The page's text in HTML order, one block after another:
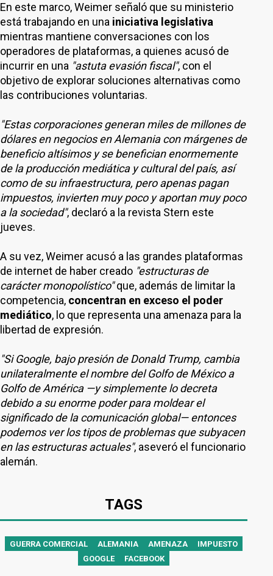
En este marco, Weimer señaló que su ministerio
está trabajando en una iniciativa legislativa
mientras mantiene conversaciones con los
operadores de plataformas, a quienes acusó de
incurrir en una "astuta evasión fiscal", con el
objetivo de explorar soluciones alternativas como
las contribuciones voluntarias.
"Estas corporaciones generan miles de millones de
dólares en negocios en Alemania con márgenes de
beneficio altísimos y se benefician enormemente
de la producción mediática y cultural del país, así
como de su infraestructura, pero apenas pagan
impuestos, invierten muy poco y aportan muy poco
a la sociedad", declaró a la revista Stern este
jueves.
A su vez, Weimer acusó a las grandes plataformas
de internet de haber creado "estructuras de
carácter monopolístico"que, además de limitar la
competencia, concentran en exceso el poder
mediático, lo que representa una amenaza para la
libertad de expresión.
"Si Google, bajo presión de Donald Trump, cambia
unilateralmente el nombre del Golfo de México a
Golfo de América —y simplemente lo decreta
debido a su enorme poder para moldear el
significado de la comunicación global— entonces
podemos ver los tipos de problemas que subyacen
en las estructuras actuales", aseveró el funcionario
alemán.
TAGS
GUERRA COMERCIAL ALEMANIA AMENAZA
IMPUESTO
GOOGLE
FACEBOOK